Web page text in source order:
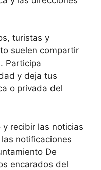
turistas y
suelen compartir
Participa
y deja tus
o privada del
recibir las noticias
notificaciones
De
encarados del